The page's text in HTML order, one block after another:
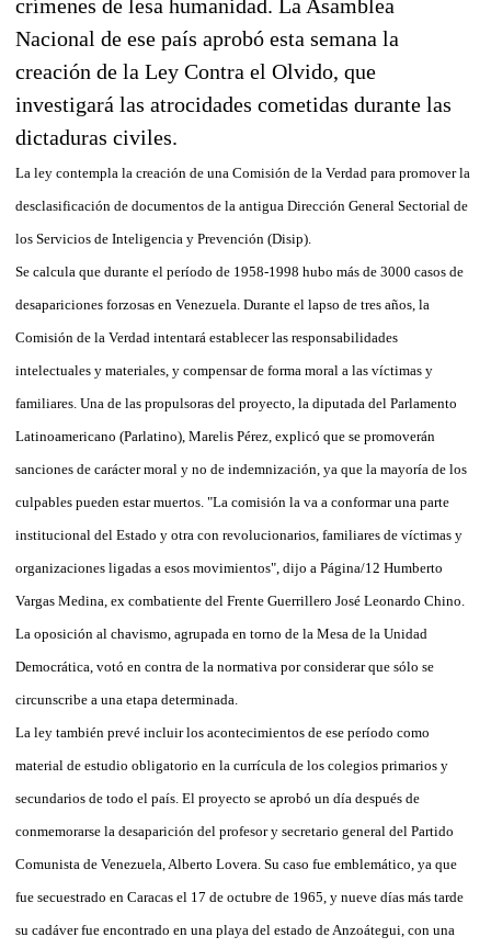
crímenes de lesa humanidad. La Asamblea
Nacional de ese país aprobó esta semana la
creación de la Ley Contra el Olvido, que
investigará las atrocidades cometidas durante las
dictaduras civiles.
La ley contempla la creación de una Comisión de la Verdad para promover la
desclasificación de documentos de la antigua Dirección General Sectorial de
los Servicios de Inteligencia y Prevención (Disip).
Se calcula que durante el período de 1958-1998 hubo más de 3000 casos de
desapariciones forzosas en Venezuela. Durante el lapso de tres años, la
Comisión de la Verdad intentará establecer las responsabilidades
intelectuales y materiales, y compensar de forma moral a las víctimas y
familiares. Una de las propulsoras del proyecto, la diputada del Parlamento
Latinoamericano (Parlatino), Marelis Pérez, explicó que se promoverán
sanciones de carácter moral y no de indemnización, ya que la mayoría de los
culpables pueden estar muertos. "La comisión la va a conformar una parte
institucional del Estado y otra con revolucionarios, familiares de víctimas y
organizaciones ligadas a esos movimientos", dijo a Página/12 Humberto
Vargas Medina, ex combatiente del Frente Guerrillero José Leonardo Chino.
La oposición al chavismo, agrupada en torno de la Mesa de la Unidad
Democrática, votó en contra de la normativa por considerar que sólo se
circunscribe a una etapa determinada.
La ley también prevé incluir los acontecimientos de ese período como
material de estudio obligatorio en la currícula de los colegios primarios y
secundarios de todo el país. El proyecto se aprobó un día después de
conmemorarse la desaparición del profesor y secretario general del Partido
Comunista de Venezuela, Alberto Lovera. Su caso fue emblemático, ya que
fue secuestrado en Caracas el 17 de octubre de 1965, y nueve días más tarde
su cadáver fue encontrado en una playa del estado de Anzoátegui, con una